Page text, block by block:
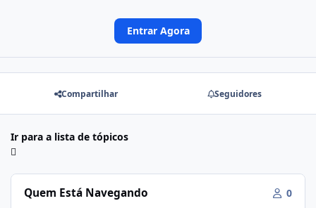
Entrar Agora
Compartilhar Seguidores
Ir para a lista de tópicos
Quem Está Navegando 0